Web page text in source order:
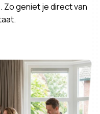
Zo geniet je direct van